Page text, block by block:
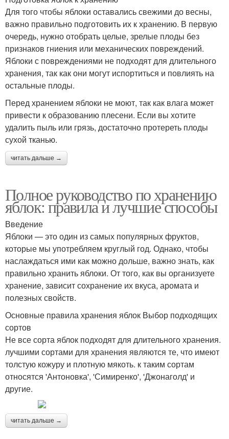
Для того чтобы яблоки оставались свежими до весны,
важно правильно подготовить их к хранению. В первую
очередь, нужно отобрать целые, зрелые плоды без
признаков гниения или механических повреждений.
Яблоки с повреждениями не подходят для длительного
хранения, так как они могут испортиться и повлиять на
остальные плоды.
Перед хранением яблоки не моют, так как влага может
привести к образованию плесени. Если вы хотите
удалить пыль или грязь, достаточно протереть плоды
сухой тканью.
читать дальше →
Полное руководство по хранению
яблок: правила и лучшие способы
Введение
Яблоки — это один из самых популярных фруктов,
которые мы употребляем круглый год. Однако, чтобы
наслаждаться ими как можно дольше, важно знать, как
правильно хранить яблоки. От того, как вы организуете
хранение, зависит сохранение их вкуса, аромата и
полезных свойств.
Основные правила хранения яблок Выбор подходящих
сортов
Не все сорта яблок подходят для длительного хранения.
лучшими сортами для хранения являются те, что имеют
толстую кожуру и плотную мякоть. к таким сортам
относятся 'Антоновка', 'Симиренко', 'Джонаголд' и
другие.
читать дальше →